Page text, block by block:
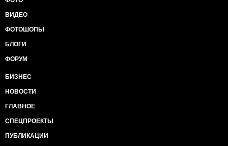
ВИДЕО
ФОТОШОПЫ
БЛОГИ
ФОРУМ
БИЗНЕС
НОВОСТИ
ГЛАВНОЕ
СПЕЦПРОЕКТЫ
ПУБЛИКАЦИИ